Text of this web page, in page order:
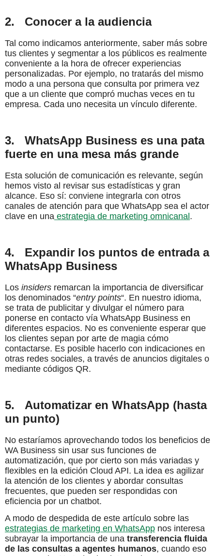
2. Conocer a la audiencia
Tal como indicamos anteriormente, saber más sobre
tus clientes y segmentar a los públicos es realmente
conveniente a la hora de ofrecer experiencias
personalizadas. Por ejemplo, no tratarás del mismo
modo a una persona que consulta por primera vez
que a un cliente que compró muchas veces en tu
empresa. Cada uno necesita un vínculo diferente.
3.
WhatsApp Business es una pata
fuerte en una mesa más grande
Esta solución de comunicación es relevante, según
hemos visto al revisar sus estadísticas y gran
alcance. Eso sí: conviene integrarla con otros
canales de atención para que WhatsApp sea el actor
clave en una estrategia de marketing omnicanal.
4.
Expandir los puntos de entrada a
WhatsApp Business
Los insiders remarcan la importancia de diversificar
los denominados “entry points“. En nuestro idioma,
se trata de publicitar y divulgar el número para
ponerse en contacto vía WhatsApp Business en
diferentes espacios. No es conveniente esperar que
los clientes sepan por arte de magia cómo
contactarse. Es posible hacerlo con indicaciones en
otras redes sociales, a través de anuncios digitales o
mediante códigos QR.
5.
Automatizar en WhatsApp (hasta
un punto)
No estaríamos aprovechando todos los beneficios de
WA Business sin usar sus funciones de
automatización, que por cierto son más variadas y
flexibles en la edición Cloud API. La idea es agilizar
la atención de los clientes y abordar consultas
frecuentes, que pueden ser respondidas con
eficiencia por un chatbot.
A modo de despedida de este artículo sobre las
estrategias de marketing en WhatsApp nos interesa
subrayar la importancia de una transferencia fluida
de las consultas a agentes humanos, cuando eso